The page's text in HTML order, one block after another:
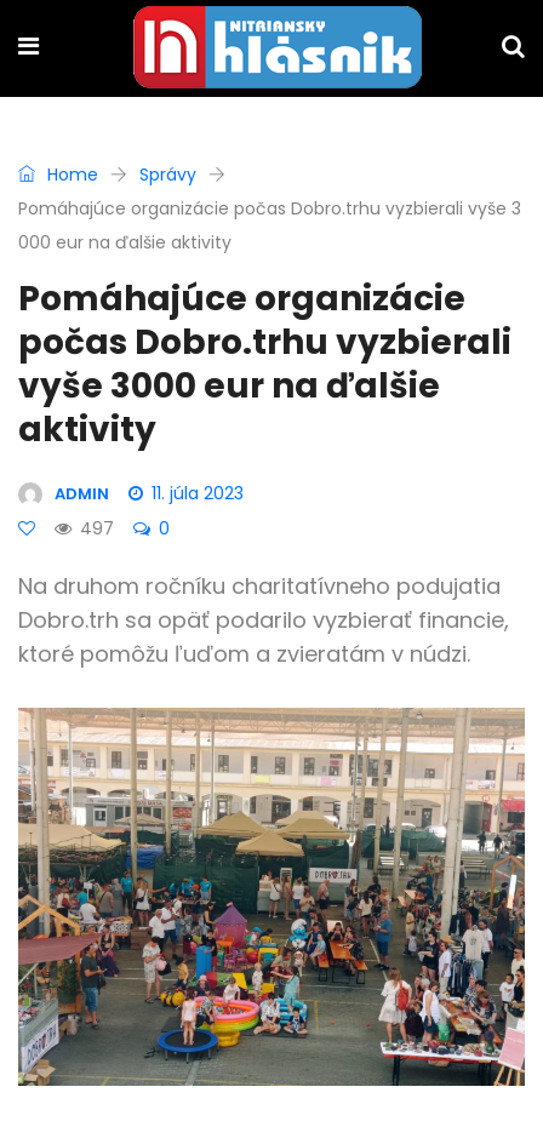
Home
Správy
Pomáhajúce organizácie počas Dobro.trhu vyzbierali vyše 3
000 eur na ďalšie aktivity
Pomáhajúce organizácie
počas Dobro.trhu vyzbierali
vyše 3000 eur na ďalšie
aktivity
ADMIN
11. júla 2023
497
0
Na druhom ročníku charitatívneho podujatia
Dobro.trh sa opäť podarilo vyzbierať financie,
ktoré pomôžu ľuďom a zvieratám v núdzi.